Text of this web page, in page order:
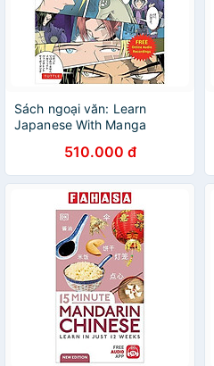
Sách ngoại văn: Learn
Japanese With Manga
510.000 đ